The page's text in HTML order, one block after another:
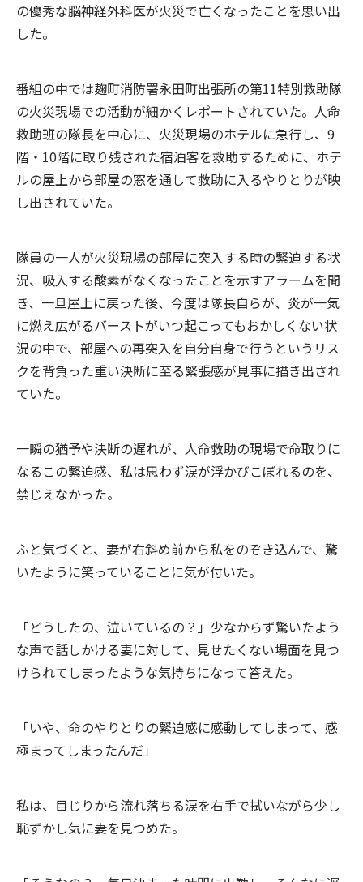
の優秀な脳神経外科医が火災で亡くなったことを思い出
した。
番組の中では麹町消防署永田町出張所の第11特別救助隊
の火災現場での活動が細かくレポートされていた。人命
救助班の隊長を中心に、火災現場のホテルに急行し、9
階・10階に取り残された宿泊客を救助するために、ホテ
ルの屋上から部屋の窓を通して救助に入るやりとりが映
し出されていた。
隊員の一人が火災現場の部屋に突入する時の緊迫する状
況、吸入する酸素がなくなったことを示すアラームを聞
き、一旦屋上に戻った後、今度は隊長自らが、炎が一気
に燃え広がるバーストがいつ起こってもおかしくない状
況の中で、部屋への再突入を自分自身で行うというリス
クを背負った重い決断に至る緊張感が見事に描き出され
ていた。
一瞬の猶予や決断の遅れが、人命救助の現場で命取りに
なるこの緊迫感、私は思わず涙が浮かびこぼれるのを、
禁じえなかった。
ふと気づくと、妻が右斜め前から私をのぞき込んで、驚
いたように笑っていることに気が付いた。
「どうしたの、泣いているの？」少なからず驚いたよう
な声で話しかける妻に対して、見せたくない場面を見つ
けられてしまったような気持ちになって答えた。
「いや、命のやりとりの緊迫感に感動してしまって、感
極まってしまったんだ」
私は、目じりから流れ落ちる涙を右手で拭いながら少し
恥ずかし気に妻を見つめた。